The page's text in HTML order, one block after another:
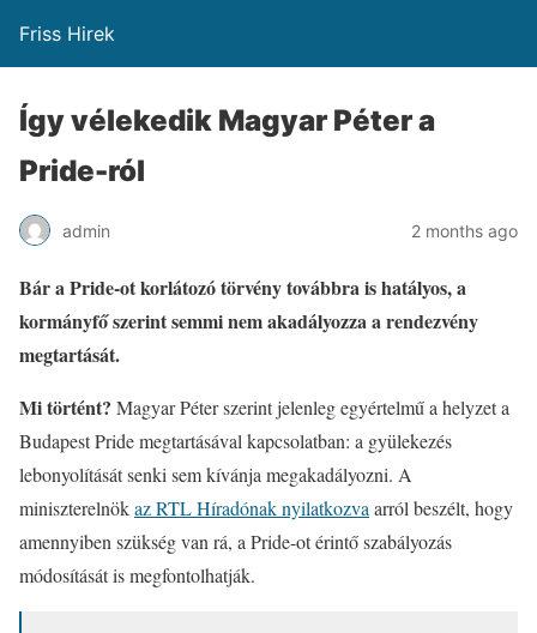
Friss Hirek
Így vélekedik Magyar Péter a
Pride-ról
admin 2 months ago
Bár a Pride-ot korlátozó törvény továbbra is hatályos, a
kormányfő szerint semmi nem akadályozza a rendezvény
megtartását.
Mi történt? Magyar Péter szerint jelenleg egyértelmű a helyzet a
Budapest Pride megtartásával kapcsolatban: a gyülekezés
lebonyolítását senki sem kívánja megakadályozni. A
miniszterelnökaz RTL Híradónak nyilatkozva arról beszélt, hogy
amennyiben szükség van rá, a Pride-ot érintő szabályozás
módosítását is megfontolhatják.